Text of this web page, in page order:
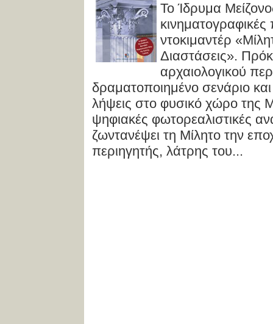
Το Ίδρυμα
ντοκιμαντέρ
Διαστάσεις».
αρχαιολογικού
δραματοποιημένο σενάριο
λήψεις στο φυσικό χώρο της
ψηφιακές φωτορεαλιστικές
ζωντανέψει τη Μίλητο την
περιηγητής, λάτρης του...